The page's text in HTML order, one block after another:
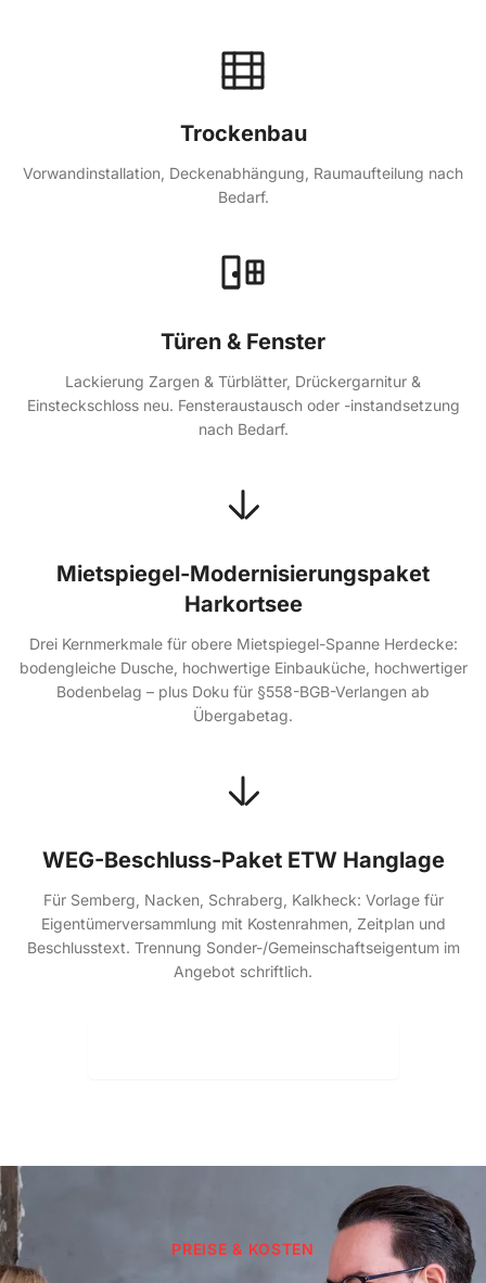
Trockenbau
Vorwandinstallation, Deckenabhängung, Raumaufteilung nach
Bedarf.
Türen & Fenster
Lackierung Zargen & Türblätter, Drückergarnitur &
Einsteckschloss neu. Fensteraustausch oder -instandsetzung
nach Bedarf.
Mietspiegel-Modernisierungspaket
Harkortsee
Drei Kernmerkmale für obere Mietspiegel-Spanne Herdecke:
bodengleiche Dusche, hochwertige Einbauküche, hochwertiger
Bodenbelag – plus Doku für §558-BGB-Verlangen ab
Übergabetag.
WEG-Beschluss-Paket ETW Hanglage
Für Semberg, Nacken, Schraberg, Kalkheck: Vorlage für
Eigentümerversammlung mit Kostenrahmen, Zeitplan und
Beschlusstext. Trennung Sonder-/Gemeinschaftseigentum im
Angebot schriftlich.
PREISE & KOSTEN